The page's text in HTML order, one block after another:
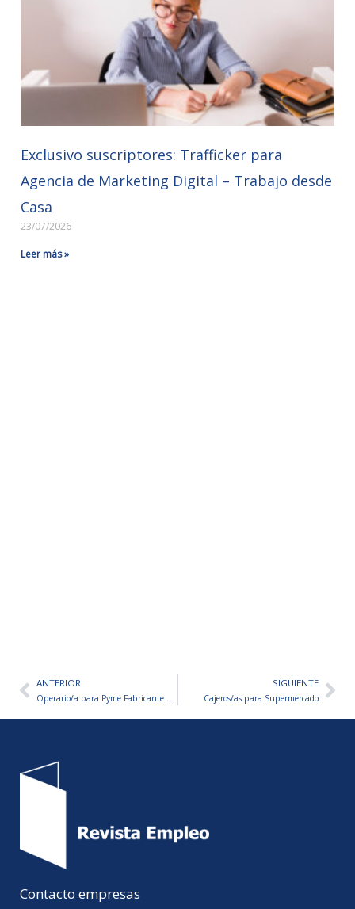
Exclusivo suscriptores: Trafficker para
Agencia de Marketing Digital – Trabajo desde
Casa
23/07/2026
Leer más »
AntANTERIOR
Operario/a para Pyme Fabricante de Artículos Plásticos
SIGUIENTE
Cajeros/as para Supermercado
Contacto empresas